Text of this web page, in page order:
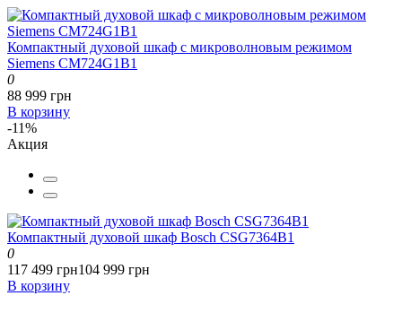
Компактный духовой шкаф с микроволновым режимом
Siemens CM724G1B1
0
88 999 грн
В корзину
-11%
Акция
Компактный духовой шкаф Bosch CSG7364B1
0
117 499 грн104 999 грн
В корзину